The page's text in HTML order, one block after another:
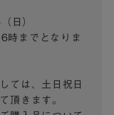
日）
時までとなりま
ては、土日祝日
頂きます。